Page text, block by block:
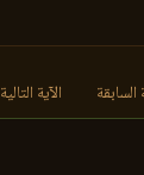
السابقة الآية التالية